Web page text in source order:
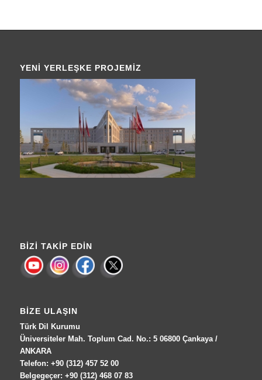
YENI YERLEŞKE PROJEMIZ
BIZI TAKIP EDIN
BIZE ULAŞIN
Türk Dil Kurumu
Üniversiteler Mah. Toplum Cad. No.: 5 06800 Çankaya /
ANKARA
Telefon: +90 (312) 457 52 00
Belgegeçer: +90 (312) 468 07 83